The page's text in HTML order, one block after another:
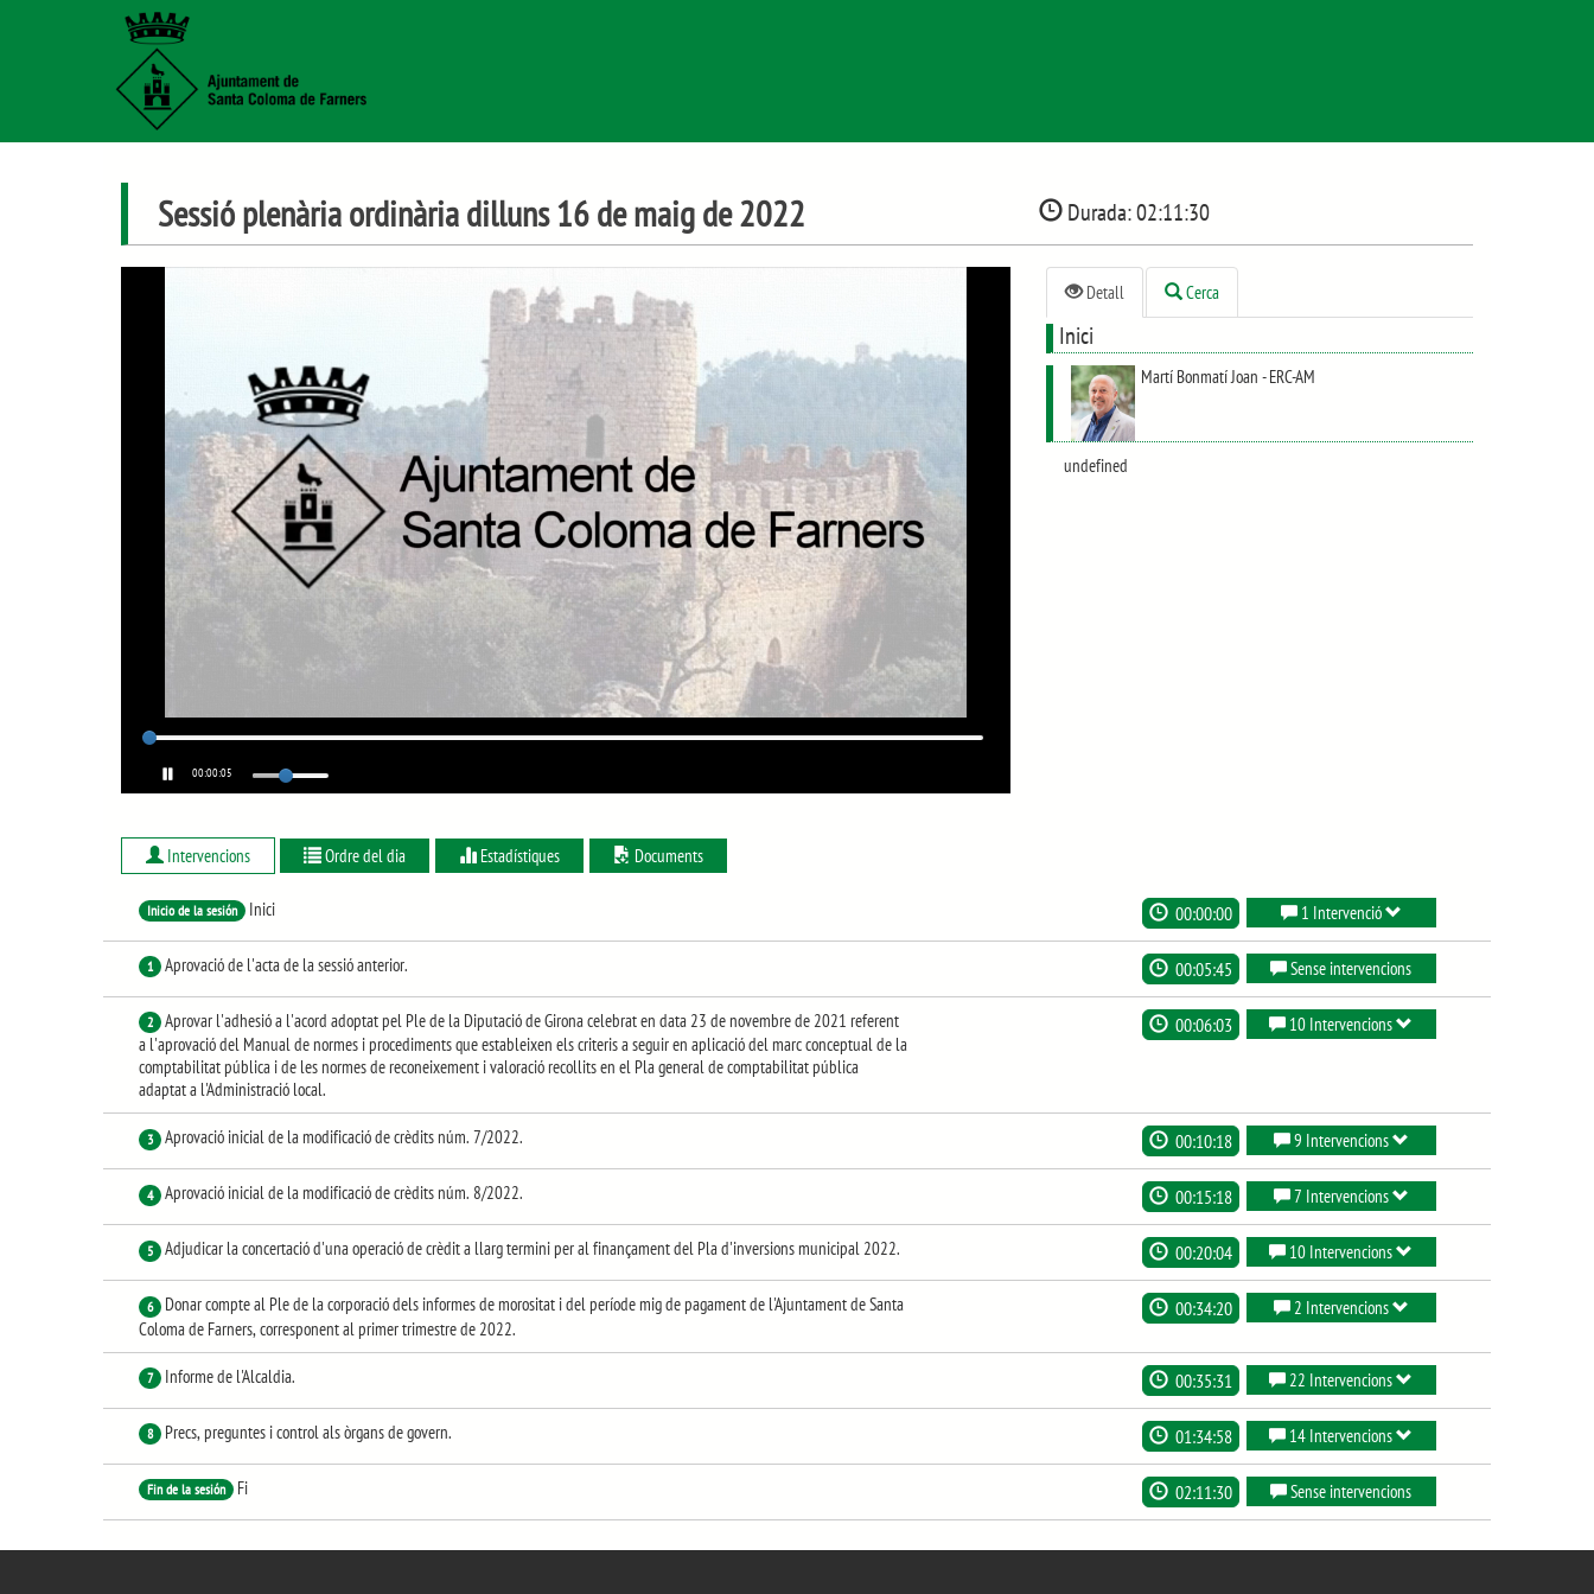
Sessió plenària ordinària dilluns 16 de maig de 2022 Durada:02:11:30
00:00:06
Detall Cerca
Inici
Martí Bonmatí Joan - ERC-AM
undefined
Intervencions Ordre del dia Estadístiques Documents
Inicio de la sesión Inici 00:00:00 1 Intervenció
1 Aprovació de l'acta de la sessió anterior. 00:05:45 Sense intervencions
2
Aprovar l'adhesió a l'acord adoptat pel Ple de la Diputació de Girona celebrat en data 23 de novembre de 2021 referent
a l'aprovació del Manual de normes i procediments que estableixen els criteris a seguir en aplicació del marc conceptual de la
comptabilitat pública i de les normes de reconeixement i valoració recollits en el Pla general de comptabilitat pública
adaptat a l'Administració local.
00:06:03 10 Intervencions
3 Aprovació inicial de la modificació de crèdits núm. 7/2022. 00:10:18 9 Intervencions
4 Aprovació inicial de la modificació de crèdits núm. 8/2022. 00:15:18 7 Intervencions
5 Adjudicar la concertació d'una operació de crèdit a llarg termini per al finançament del Pla d'inversions municipal 2022. 00:20:04 10 Intervencions
6
Donar compte al Ple de la corporació dels informes de morositat i del període mig de pagament de l'Ajuntament de Santa
Coloma de Farners, corresponent al primer trimestre de 2022.
00:34:20 2 Intervencions
7 Informe de l'Alcaldia. 00:35:31 22 Intervencions
8 Precs, preguntes i control als òrgans de govern. 01:34:58 14 Intervencions
Fin de la sesión Fi 02:11:30 Sense intervencions